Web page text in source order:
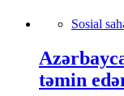
Sosial
təmin